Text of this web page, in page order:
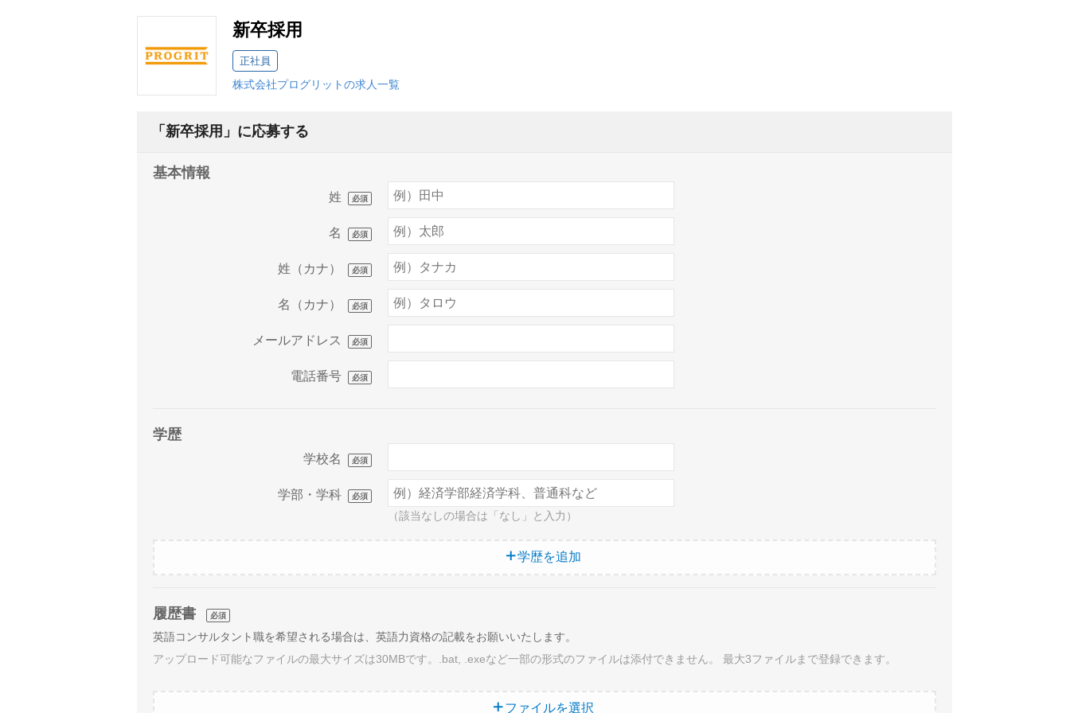
新卒採用
正社員
株式会社プログリットの求人一覧
「新卒採用」に応募する
基本情報
姓 必須
名 必須
姓（カナ） 必須
名（カナ） 必須
メールアドレス 必須
電話番号 必須
学歴
学校名 必須
学部・学科 必須
（該当なしの場合は「なし」と入力）
学歴を追加
履歴書 必須
アップロード可能なファイルの最大サイズは30MBです。.bat, .exeなど一部の形式のファイルは添付できません。 最大3ファイルまで登録できます。
ファイルを選択